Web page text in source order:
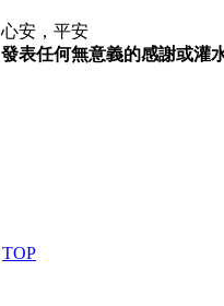
心安，平安
發表任何無意義的感謝或灌
TOP